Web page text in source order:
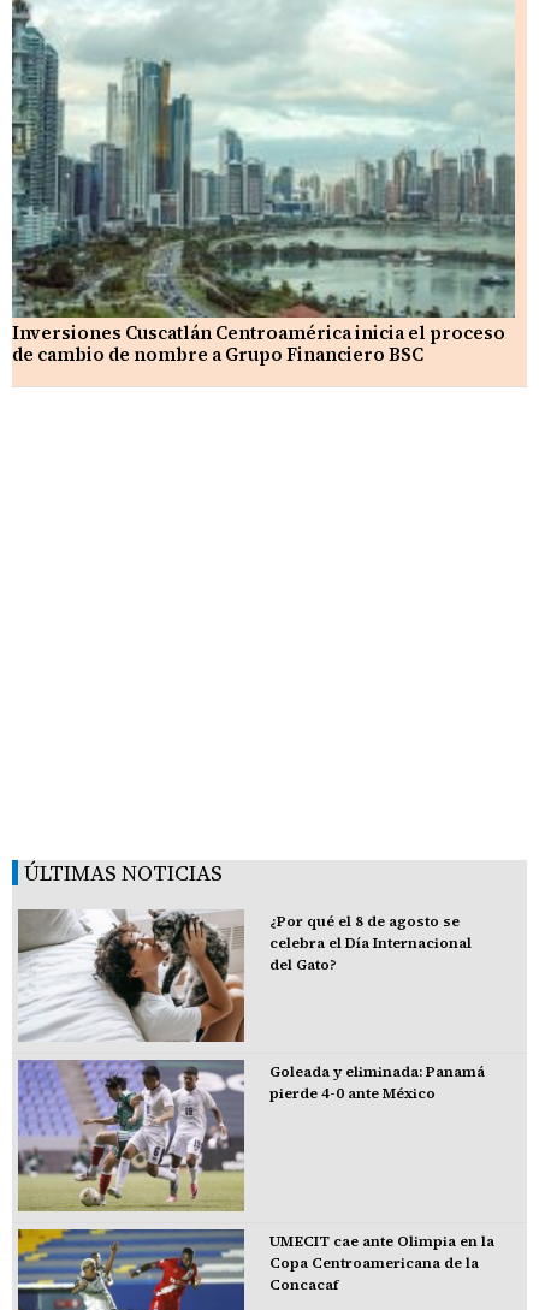
Inversiones Cuscatlán Centroamérica inicia el proceso
de cambio de nombre a Grupo Financiero BSC
ÚLTIMAS NOTICIAS
¿Por qué el 8 de agosto se
celebra el Día Internacional
del Gato?
Goleada y eliminada: Panamá
pierde 4-0 ante México
UMECIT cae ante Olimpia en la
Copa Centroamericana de la
Concacaf